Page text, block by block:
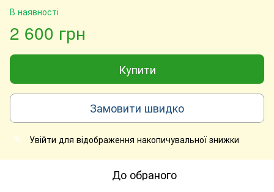
В наявності
2 600 грн
Купити
Замовити швидко
% Увійти для відображення накопичувальної знижки
До обраного